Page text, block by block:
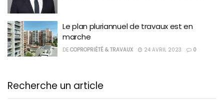
Le plan pluriannuel de travaux est en
marche
DE COPROPRIÉTÉ & TRAVAUX 24 AVRIL 2023 0
Recherche un article